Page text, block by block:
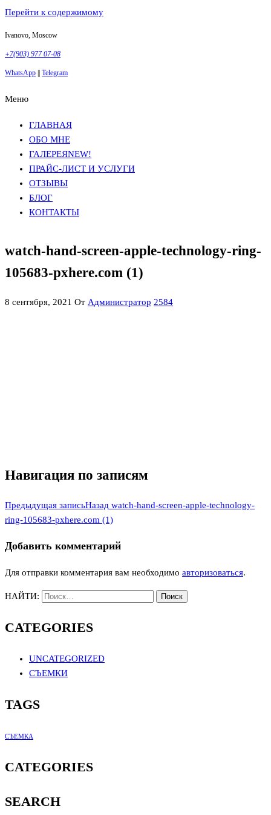
Перейти к содержимому
Ivanovo, Moscow
+7(903) 977 07-08
WhatsApp Telegram
Меню
ГЛАВНАЯ
ОБО МНЕ
ГАЛЕРЕЯNEW!
ПРАЙС-ЛИСТ И УСЛУГИ
ОТЗЫВЫ
БЛОГ
КОНТАКТЫ
watch-hand-screen-apple-technology-ring-
105683-pxhere.com (1)
8 сентября, 2021 От Администратор 2584
Навигация по записям
Предыдущая записьНазад watch-hand-screen-apple-technology-
ring-105683-pxhere.com (1)
Добавить комментарий
Для отправки комментария вам необходимо авторизоваться.
НАЙТИ:
CATEGORIES
UNCATEGORIZED
СЪЕМКИ
TAGS
СЪЕМКА
CATEGORIES
SEARCH